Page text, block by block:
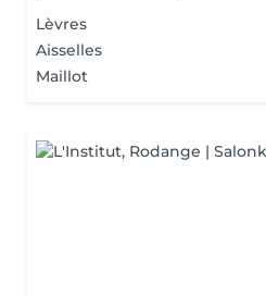
Lèvres
Aisselles
Maillot